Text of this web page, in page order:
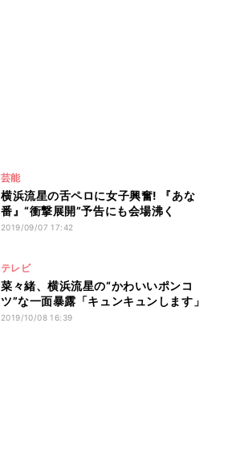
芸能
横浜流星の舌ペロに女子興奮! 『あな
番』“衝撃展開”予告にも会場沸く
2019/09/07 17:42
テレビ
菜々緒、横浜流星の“かわいいポンコ
ツ”な一面暴露「キュンキュンします」
2019/10/08 16:39